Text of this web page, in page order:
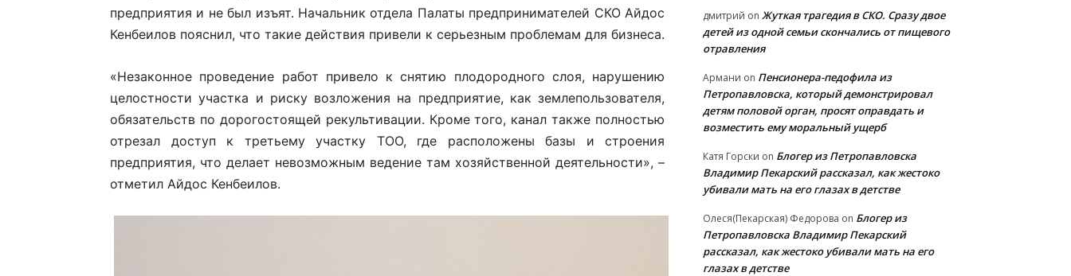
предприятия и не был изъят. Начальник отдела Палаты предпринимателей СКО Айдос
Кенбеилов пояснил, что такие действия привели к серьезным проблемам для бизнеса.
«Незаконное проведение работ привело к снятию плодородного слоя, нарушению
целостности участка и риску возложения на предприятие, как землепользователя,
обязательств по дорогостоящей рекультивации. Кроме того, канал также полностью
отрезал доступ к третьему участку ТОО, где расположены базы и строения
предприятия, что делает невозможным ведение там хозяйственной деятельности», –
отметил Айдос Кенбеилов.
дмитрий on Жуткая трагедия в СКО. Сразу двое
детей из одной семьи скончались от пищевого
отравления
Армани on Пенсионера-педофила из
Петропавловска, который демонстрировал
детям половой орган, просят оправдать и
возместить ему моральный ущерб
Катя Горски on Блогер из Петропавловска
Владимир Пекарский рассказал, как жестоко
убивали мать на его глазах в детстве
Олеся(Пекарская) Федорова on Блогер из
Петропавловска Владимир Пекарский
рассказал, как жестоко убивали мать на его
глазах в детстве